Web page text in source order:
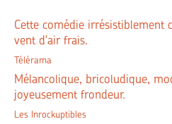
Cette comédie irrésistiblement
vent d'air frais.
Télérama
Mélancolique, bricoludique,
joyeusement frondeur.
Les Inrockuptibles